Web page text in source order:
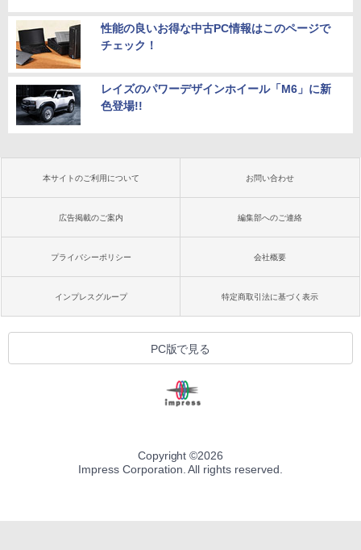
性能の良いお得な中古PC情報はこのページで
チェック！
レイズのパワーデザインホイール「M6」に新
色登場!!
本サイトのご利用について お問い合わせ
広告掲載のご案内 編集部へのご連絡
プライバシーポリシー 会社概要
インプレスグループ 特定商取引法に基づく表示
PC版で見る
Copyright ©2026
Impress Corporation. All rights reserved.